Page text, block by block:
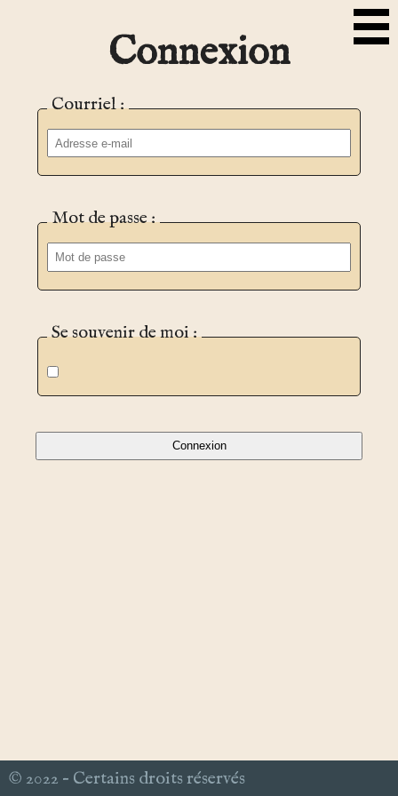
Connexion
Courriel :
Mot de passe :
Se souvenir de moi :
© 2022 – Certains droits réservés